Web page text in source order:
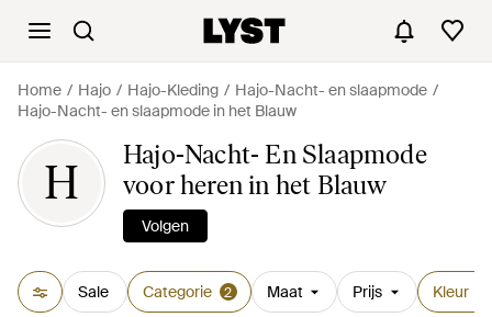
Home Hajo Hajo-Kleding
Hajo-Nacht- en slaapmode
Hajo-Nacht- en slaapmode in het Blauw
H
Hajo-Nacht- En Slaapmode
voor heren in het Blauw
Volgen
Sale Categorie 2 Maat Prijs Kleur